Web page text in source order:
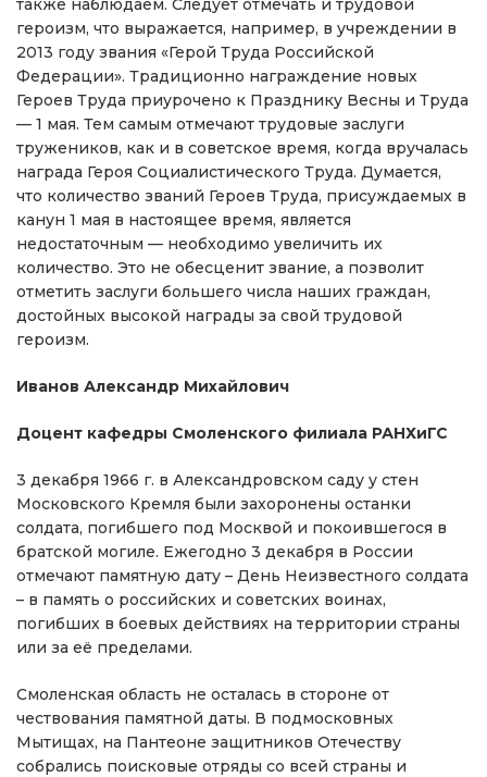
также наблюдаем. Следует отмечать и трудовой
героизм, что выражается, например, в учреждении в
2013 году звания «Герой Труда Российской
Федерации». Традиционно награждение новых
Героев Труда приурочено к Празднику Весны и Труда
— 1 мая. Тем самым отмечают трудовые заслуги
тружеников, как и в советское время, когда вручалась
награда Героя Социалистического Труда. Думается,
что количество званий Героев Труда, присуждаемых в
канун 1 мая в настоящее время, является
недостаточным — необходимо увеличить их
количество. Это не обесценит звание, а позволит
отметить заслуги большего числа наших граждан,
достойных высокой награды за свой трудовой
героизм.
Иванов Александр Михайлович
Доцент кафедры Смоленского филиала РАНХиГС
3 декабря 1966 г. в Александровском саду у стен
Московского Кремля были захоронены останки
солдата, погибшего под Москвой и покоившегося в
братской могиле. Ежегодно 3 декабря в России
отмечают памятную дату – День Неизвестного солдата
– в память о российских и советских воинах,
погибших в боевых действиях на территории страны
или за её пределами.
Смоленская область не осталась в стороне от
чествования памятной даты. В подмосковных
Мытищах, на Пантеоне защитников Отечеству
собрались поисковые отряды со всей страны и